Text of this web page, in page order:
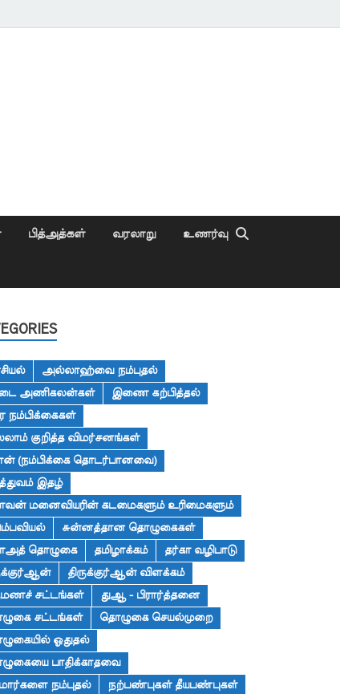
பித்அத்கள் வரலாறு உணர்வு
அல்லாஹ்வை நம்புதல்
அணிகலன்கள்
இணை கற்பித்தல்
நம்பிக்கைகள்
குறித்த விமர்சனங்கள்
(நம்பிக்கை தொடர்பானவை)
இதழ்
மனைவியரின் கடமைகளும் உரிமைகளும்
சுன்னத்தான தொழுகைகள்
தொழுகை
தமிழாக்கம்
தர்கா வழிபாடு
திருக்குர்ஆன் விளக்கம்
சட்டங்கள்
துஆ - பிரார்த்தனை
சட்டங்கள்
தொழுகை செயல்முறை
ஓதுதல்
பாதிக்காதவை
நம்புதல்
நற்பண்புகள் தீயபண்புகள்